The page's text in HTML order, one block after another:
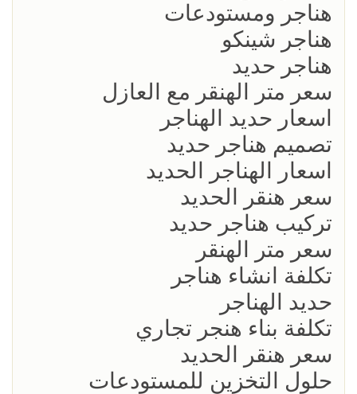
هناجر ومستودعات
هناجر شينكو
هناجر حديد
سعر متر الهنقر مع العازل
اسعار حديد الهناجر
تصميم هناجر حديد
اسعار الهناجر الحديد
سعر هنقر الحديد
تركيب هناجر حديد
سعر متر الهنقر
تكلفة انشاء هناجر
حديد الهناجر
تكلفة بناء هنجر تجاري
سعر هنقر الحديد
حلول التخزين للمستودعات